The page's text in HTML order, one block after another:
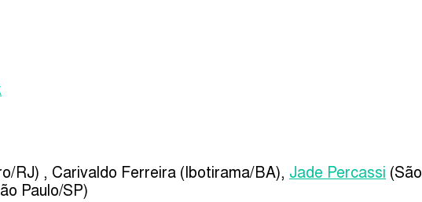
RJ) , Carivaldo Ferreira (Ibotirama/BA), Jade Percassi
Paulo/SP)